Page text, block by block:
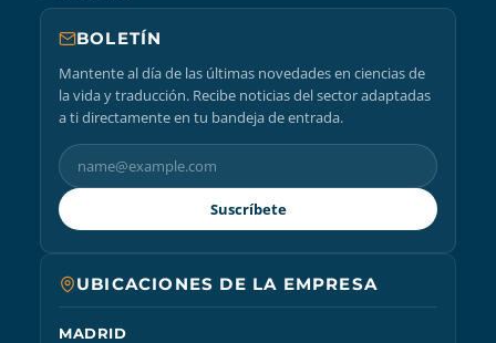
BOLETÍN
Mantente al día de las últimas novedades en ciencias de
la vida y traducción. Recibe noticias del sector adaptadas
a ti directamente en tu bandeja de entrada.
Suscríbete
UBICACIONES DE LA EMPRESA
MADRID